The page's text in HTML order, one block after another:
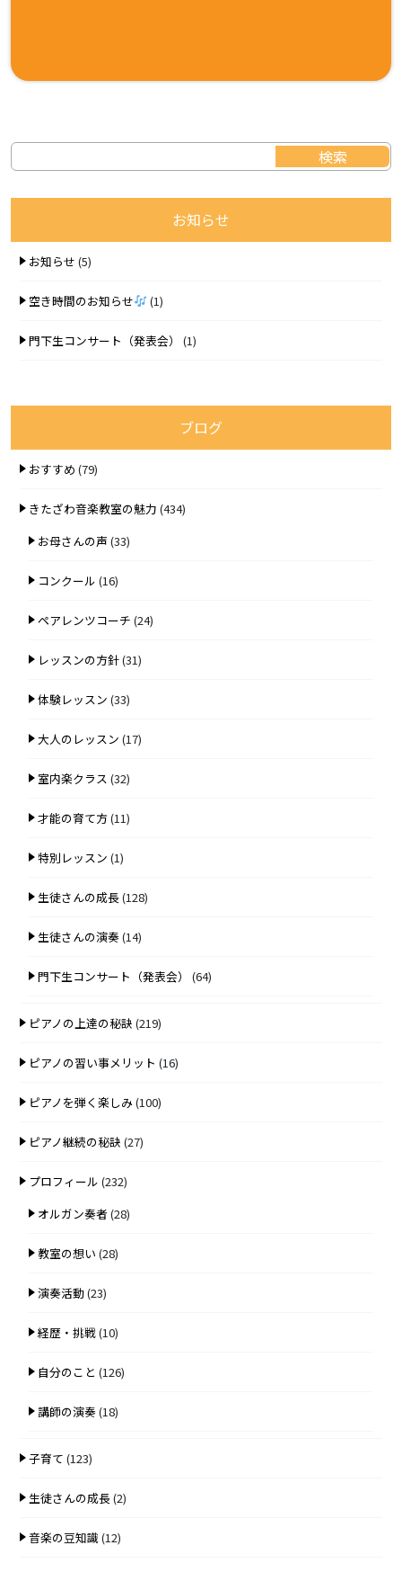
お知らせ
お知らせ (5)
空き時間のお知らせ (1)
門下生コンサート（発表会） (1)
ブログ
おすすめ (79)
きたざわ音楽教室の魅力 (434)
お母さんの声 (33)
コンクール (16)
ペアレンツコーチ (24)
レッスンの方針(31)
体験レッスン (33)
大人のレッスン (17)
室内楽クラス (32)
才能の育て方 (11)
特別レッスン (1)
生徒さんの成長(128)
生徒さんの演奏(14)
門下生コンサート（発表会） (64)
ピアノの上達の秘訣 (219)
ピアノの習い事メリット (16)
ピアノを弾く楽しみ(100)
ピアノ継続の秘訣 (27)
プロフィール (232)
オルガン奏者 (28)
教室の想い (28)
演奏活動(23)
経歴・挑戦(10)
自分のこと (126)
講師の演奏(18)
子育て (123)
生徒さんの成長(2)
音楽の豆知識(12)